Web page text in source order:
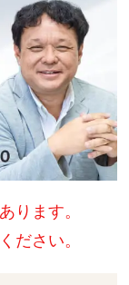
ります。
ださい。